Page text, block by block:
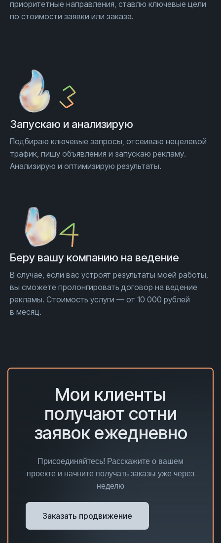
приоритетные направления, ставлю ключевые цели
по стоимости заявки или заказа.
Запускаю и анализирую
Подбираю ключевые запросы, отсеиваю нецелевой
трафик, пишу объявления и запускаю рекламу.
Анализирую и оптимизирую результаты.
Беру вашу компанию на ведение
В случае, если вас устроят результаты моей работы,
вы сможете пролонгировать договор на ведение
рекламы. Стоимость услуги — от 10 000 рублей
в месяц.
Мои клиенты
получают сотни
заявок ежедневно
Присоединяйтесь! Расскажите о вашем
проекте и начните получать заказы уже через
неделю
Заказать продвижение